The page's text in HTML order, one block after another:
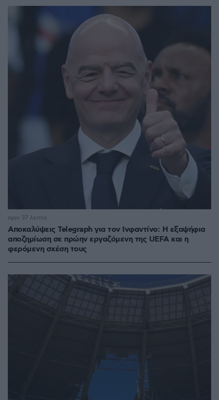
Αποκαλύψεις Telegraph για τον Ινφαντίνο: Η εξαψήφια
αποζημίωση σε πρώην εργαζόμενη της UEFA και η
φερόμενη σχέση τους
πριν 37 λεπτά